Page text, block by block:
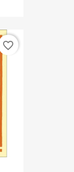
favorite_border